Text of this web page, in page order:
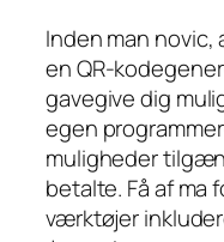
Inden man
en QR-
gavegive dig
egen
muligheder
betalte. Få af
værktøjer